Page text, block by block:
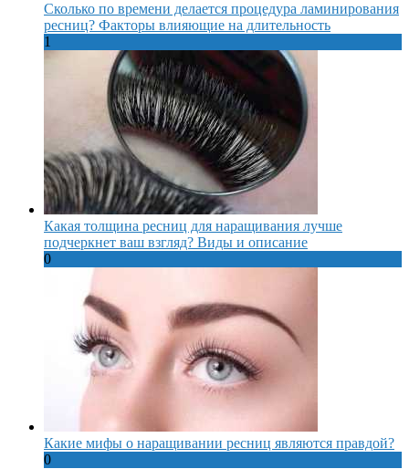
Сколько по времени делается процедура ламинирования
ресниц? Факторы влияющие на длительность
1
Какая толщина ресниц для наращивания лучше
подчеркнет ваш взгляд? Виды и описание
0
Какие мифы о наращивании ресниц являются правдой?
0